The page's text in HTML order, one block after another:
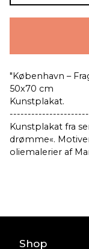
"København –
50x70 cm
Kunstplakat.
Kunstplakat fra
drømme«.
oliemalerier af
Shop